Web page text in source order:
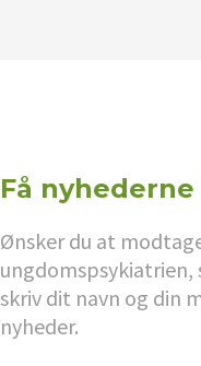
Få
Ønsker du at
skriv dit navn og din
nyheder.